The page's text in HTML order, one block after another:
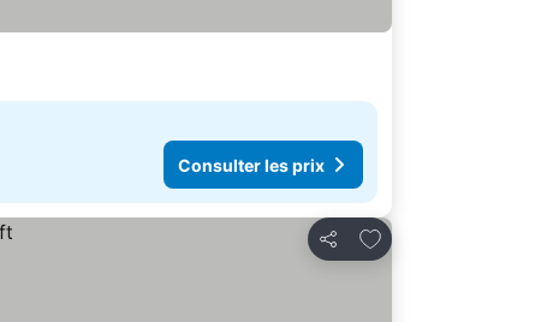
Consulter les prix
Partager
Ajouter à mes favoris